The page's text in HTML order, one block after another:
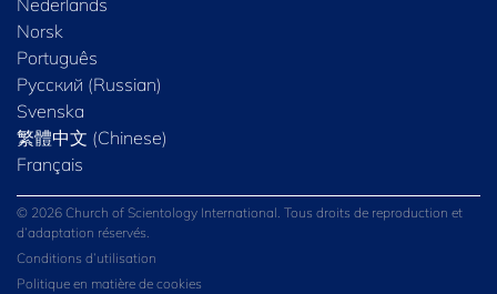
Norsk
Português
Русский (Russian)
Svenska
繁體中文 (Chinese)
Français
© 2026 Church of Scientology International. Tous droits de reproduction et
d’adaptation réservés.
Conditions d’utilisation
Politique en matière de cookies